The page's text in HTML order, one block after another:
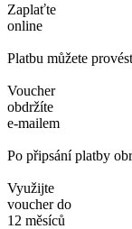
Zaplaťte
online
Platbu můžete
Voucher
obdržíte
e-mailem
Po připsání platby
Využijte
voucher do
12 měsíců